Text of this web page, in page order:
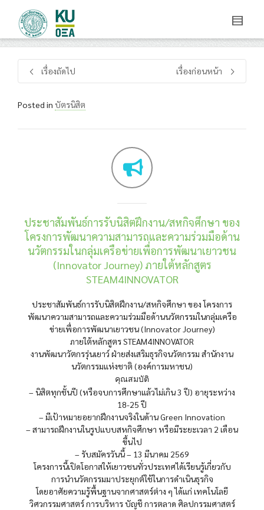
เรื่องถัดไป เรื่องก่อนหน้า
Posted in บัตรนิสิต
ประชาสัมพันธ์การรับนิสิตฝึกงาน/สหกิจศึกษา ของ
โครงการพัฒนาความสามารถและความร่วมมือด้าน
นวัตกรรมในกลุ่มเครือข่ายเพื่อการพัฒนาเยาวชน
(Innovator Journey) ภายใต้หลักสูตร
STEAM4INNOVATOR
ประชาสัมพันธ์การรับนิสิตฝึกงาน/สหกิจศึกษา ของ โครงการ
พัฒนาความสามารถและความร่วมมือด้านนวัตกรรมในกลุ่มเครือ
ข่ายเพื่อการพัฒนาเยาวชน (Innovator Journey)
ภายใต้หลักสูตร STEAM4INNOVATOR
งานพัฒนาวัตกรรุ่นเยาว์ ฝ่ายส่งเสริมธุรกิจนวัตกรรม สำนักงาน
นวัตกรรมแห่งชาติ (องค์การมหาชน)
คุณสมบัติ
– นิสิตทุกชั้นปี (หรือจบการศึกษาแล้วไม่เกิน 3 ปี) อายุระหว่าง
18-25 ปี
– มีเป้าหมายอยากฝึกงานจริงในด้าน Green Innovation
– สามารถฝึกงานในรูปแบบสหกิจศึกษา หรือมีระยะเวลา 2 เดือน
ขึ้นไป
– รับสมัครวันนี้ – 13 มีนาคม 2569
โครงการนี้เปิดโอกาสให้เยาวชนทั่วประเทศได้เรียนรู้เกี่ยวกับ
การนำนวัตกรรมมาประยุกต์ใช้ในการดำเนินธุรกิจ
โดยอาศัยความรู้พื้นฐานจากศาสตร์ต่าง ๆ ได้แก่ เทคโนโลยี
วิศวกรรมศาสตร์ การบริหาร บัญชี การตลาด ศิลปกรรมศาสตร์